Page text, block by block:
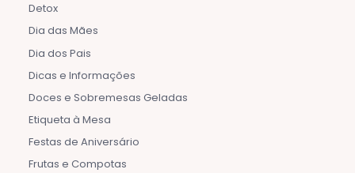
Detox
Dia das Mães
Dia dos Pais
Dicas e Informações
Doces e Sobremesas Geladas
Etiqueta à Mesa
Festas de Aniversário
Frutas e Compotas